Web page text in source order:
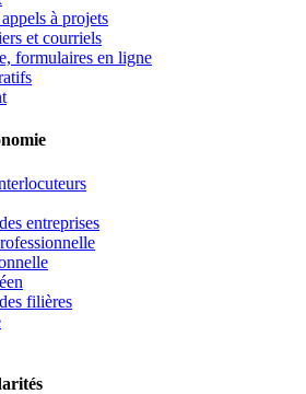
à projets
et courriels
formulaires en ligne
entreprises
filières